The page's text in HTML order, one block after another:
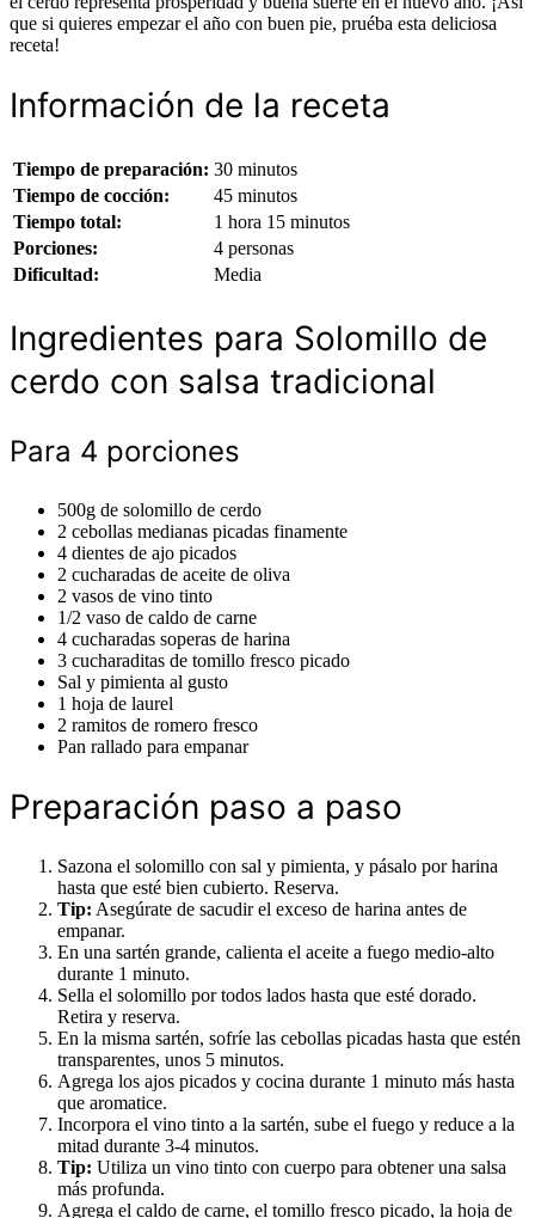
que si quieres empezar el año con buen pie, pruéba esta deliciosa
receta!
Información de la receta
Tiempo de preparación: 30 minutos
Tiempo de cocción:
45 minutos
Tiempo total:
1 hora 15 minutos
Porciones:
4 personas
Dificultad:
Media
Ingredientes para Solomillo de
cerdo con salsa tradicional
Para 4 porciones
500g de solomillo de cerdo
2 cebollas medianas picadas finamente
4 dientes de ajo picados
2 cucharadas de aceite de oliva
2 vasos de vino tinto
1/2 vaso de caldo de carne
4 cucharadas soperas de harina
3 cucharaditas de tomillo fresco picado
Sal y pimienta al gusto
1 hoja de laurel
2 ramitos de romero fresco
Pan rallado para empanar
Preparación paso a paso
Sazona el solomillo con sal y pimienta, y pásalo por harina
hasta que esté bien cubierto. Reserva.
Tip: Asegúrate de sacudir el exceso de harina antes de
empanar.
En una sartén grande, calienta el aceite a fuego medio-alto
durante 1 minuto.
Sella el solomillo por todos lados hasta que esté dorado.
Retira y reserva.
En la misma sartén, sofríe las cebollas picadas hasta que estén
transparentes, unos 5 minutos.
Agrega los ajos picados y cocina durante 1 minuto más hasta
que aromatice.
Incorpora el vino tinto a la sartén, sube el fuego y reduce a la
mitad durante 3-4 minutos.
Tip: Utiliza un vino tinto con cuerpo para obtener una salsa
más profunda.
Agrega el caldo de carne, el tomillo fresco picado, la hoja de